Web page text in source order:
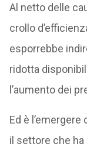
Al netto delle
crollo
esporrebbe
ridotta
l’aumento dei
Ed è
il settore che ha